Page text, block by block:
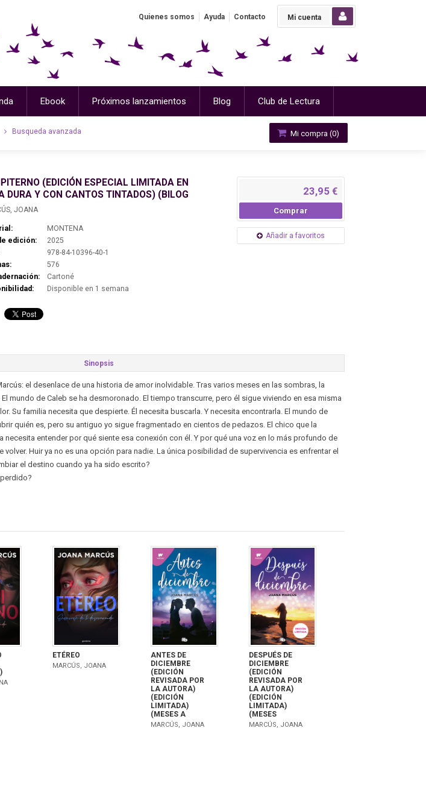
Mi cuenta
Quienes somos Ayuda Contacto
Ebook Próximos lanzamientos Blog Club de Lectura
Busqueda avanzada Mi compra (0)
(EDICIÓN ESPECIAL LIMITADA EN
DURA Y CON CANTOS TINTADOS) (BILOG
JOANA
MONTENA
edición:
2025
978-84-10396-40-1
576
Cartoné
Disponible en 1 semana
23,95 €
Comprar
Añadir a favoritos
Sinopsis
el desenlace de una historia de amor inolvidable. Tras varios meses en las sombras, la
mundo de Caleb se ha desmoronado. El tiempo transcurre, pero él sigue viviendo en esa misma
Su familia necesita que despierte. Él necesita buscarla. Y necesita encontrarla. El mundo de
quién es, pero su antiguo yo sigue fragmentado en cientos de pedazos. El chico que la
necesita entender por qué siente esa conexión con él. Y por qué una voz en lo más profundo de
volver. Huir ya no es una opción para nadie. La única posibilidad de supervivencia es enfrentar el
el destino cuando ya ha sido escrito?
ETÉREO
MARCÚS, JOANA
ANTES DE
DICIEMBRE
(EDICIÓN
REVISADA POR
LA AUTORA)
(EDICIÓN
LIMITADA)
(MESES A
MARCÚS, JOANA
DESPUÉS DE
DICIEMBRE
(EDICIÓN
REVISADA POR
LA AUTORA)
(EDICIÓN
LIMITADA)
(MESES
MARCÚS, JOANA